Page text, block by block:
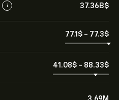
i 37.36B‎$‎
77.1‎$‎ - 77.3‎$‎
41.08‎$‎ - 88.33‎$‎